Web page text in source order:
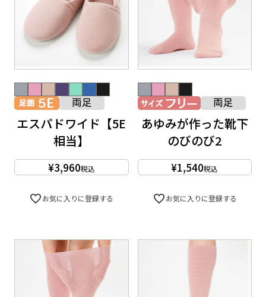
エスパドワイド【5E
相当】
¥3,960税込
お気に入りに登録する
あゆみが作った靴下
のびのび2
¥1,540税込
お気に入りに登録する